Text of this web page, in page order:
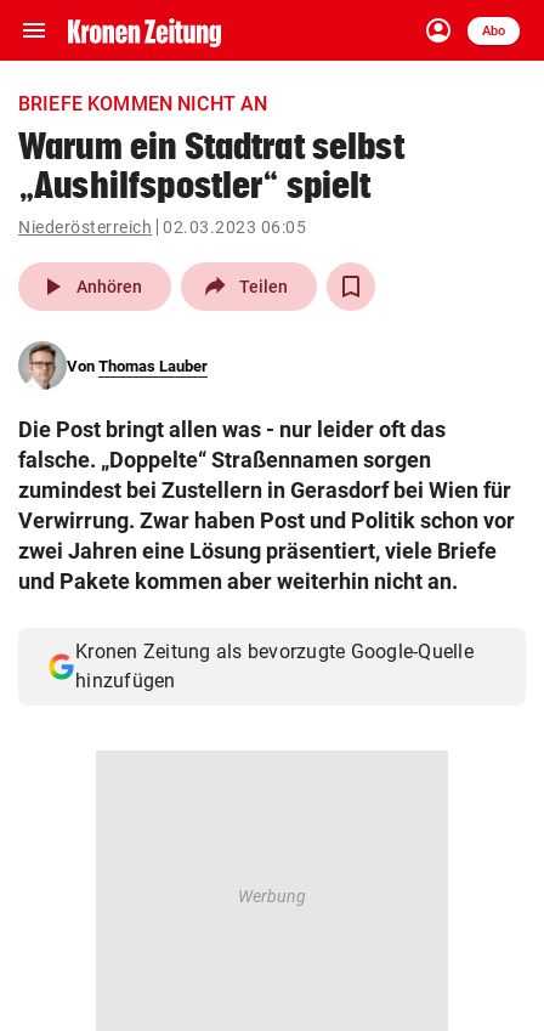
menu Navigation
ein-/ausklappen
account_circle
Anmelden
Abo
close Schließen
account_circle Anmelden
arrow_right
pin_drop
Wien arrow_right
search
eingeben
© Krone Multimedia GmbH & Co KG 2026
Muthgasse 2, 1190 Wien
BRIEFE KOMMEN NICHT AN
Warum ein Stadtrat selbst
„Aushilfspostler“ spielt
Niederösterreich 02.03.2023 06:05
play_arrow Anhören Teilen
Von Thomas Lauber
Die Post bringt allen was - nur leider oft das
falsche. „Doppelte“ Straßennamen sorgen
zumindest bei Zustellern in Gerasdorf bei Wien für
Verwirrung. Zwar haben Post und Politik schon vor
zwei Jahren eine Lösung präsentiert, viele Briefe
und Pakete kommen aber weiterhin nicht an.
Kronen Zeitung als bevorzugte Google-Quelle
hinzufügen